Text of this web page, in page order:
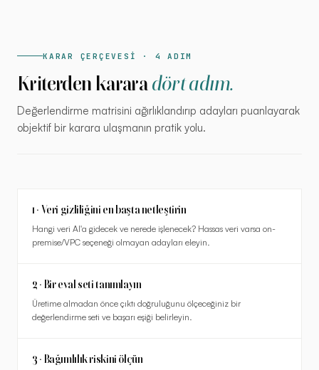
KARAR ÇERÇEVESİ · 4 ADIM
Kriterden karara dört adım.
Değerlendirme matrisini ağırlıklandırıp adayları puanlayarak
objektif bir karara ulaşmanın pratik yolu.
1 · Veri gizliliğini en başta netleştirin
Hangi veri AI'a gidecek ve nerede işlenecek? Hassas veri varsa on-
premise/VPC seçeneği olmayan adayları eleyin.
2 · Bir eval seti tanımlayın
Üretime almadan önce çıktı doğruluğunu ölçeceğiniz bir
değerlendirme seti ve başarı eşiği belirleyin.
3 · Bağımlılık riskini ölçün